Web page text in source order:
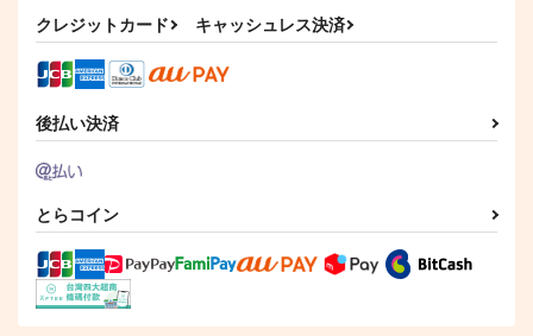
クレジットカード キャッシュレス決済
後払い決済
とらコイン